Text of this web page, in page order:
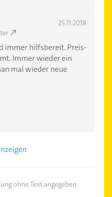
25.11.2018
immer hilfsbereit. Preis-
Immer wieder ein
mal wieder neue
ohne Text angegeben.